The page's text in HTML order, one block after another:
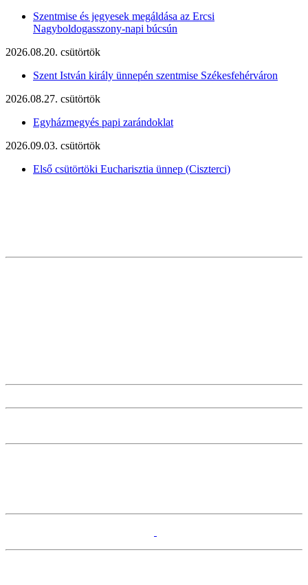
Szentmise és jegyesek megáldása az Ercsi
Nagyboldogasszony-napi búcsún
2026.08.20. csütörtök
Szent István király ünnepén szentmise Székesfehérváron
2026.08.27. csütörtök
Egyházmegyés papi zarándoklat
2026.09.03. csütörtök
Első csütörtöki Eucharisztia ünnep (Ciszterci)